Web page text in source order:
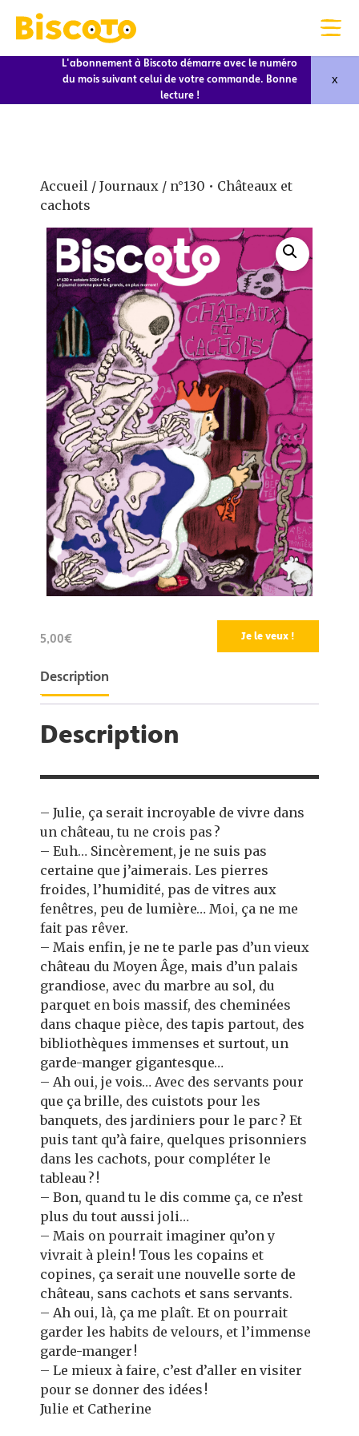
L'abonnement à Biscoto démarre avec le numéro
du mois suivant celui de votre commande. Bonne
lecture !
x
Accueil / Journaux / n°130 • Châteaux et
cachots
5,00€ Je le veux !
Description
Description
– Julie, ça serait incroyable de vivre dans
un château, tu ne crois pas ?
– Euh… Sincèrement, je ne suis pas
certaine que j’aimerais. Les pierres
froides, l’humidité, pas de vitres aux
fenêtres, peu de lumière… Moi, ça ne me
fait pas rêver.
– Mais enfin, je ne te parle pas d’un vieux
château du Moyen Âge, mais d’un palais
grandiose, avec du marbre au sol, du
parquet en bois massif, des cheminées
dans chaque pièce, des tapis partout, des
bibliothèques immenses et surtout, un
garde-manger gigantesque…
– Ah oui, je vois… Avec des servants pour
que ça brille, des cuistots pour les
banquets, des jardiniers pour le parc ? Et
puis tant qu’à faire, quelques prisonniers
dans les cachots, pour compléter le
tableau ? !
– Bon, quand tu le dis comme ça, ce n’est
plus du tout aussi joli…
– Mais on pourrait imaginer qu’on y
vivrait à plein ! Tous les copains et
copines, ça serait une nouvelle sorte de
château, sans cachots et sans servants.
– Ah oui, là, ça me plaît. Et on pourrait
garder les habits de velours, et l’immense
garde-manger !
– Le mieux à faire, c’est d’aller en visiter
pour se donner des idées !
Julie et Catherine